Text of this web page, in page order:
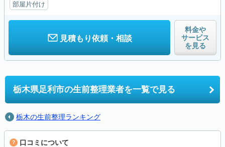
部屋片付け
見積もり依頼・相談
料金や
サービス
を見る
栃木県足利市の生前整理業者を一覧で見る
栃木の生前整理ランキング
口コミについて